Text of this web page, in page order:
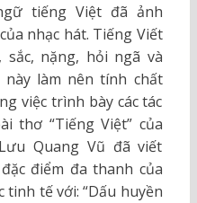
tiếng Việt đã ảnh
nhạc hát. Tiếng Viết
nặng, hỏi ngã và
làm nên tính chất
việc trình bày các tác
thơ “Tiếng Việt” của
Quang Vũ đã viết
điểm đa thanh của
tế với: “Dấu huyền